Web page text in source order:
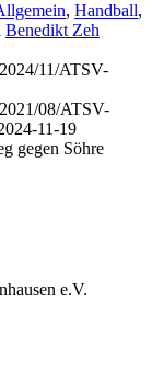
, Handball,
Benedikt Zeh
11/ATSV-
08/ATSV-
11-19
gegen Söhre
e.V.